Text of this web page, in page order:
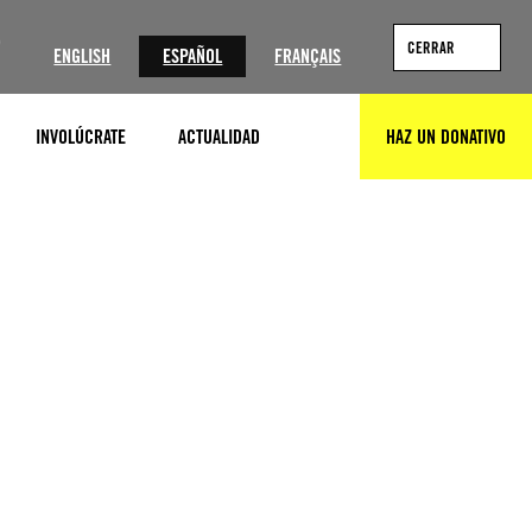
ENGLISH ESPAÑOL FRANÇAIS CERRAR
INVOLÚCRATE ACTUALIDAD HAZ UN DONATIVO